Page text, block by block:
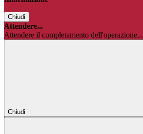
Chiudi
Attendere...
Attendere il completamento dell'operazione...
Chiudi